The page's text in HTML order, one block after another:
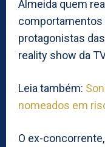
Almeida quem
comportamentos
protagonistas
reality show da
Leia também:
nomeados em
O ex-